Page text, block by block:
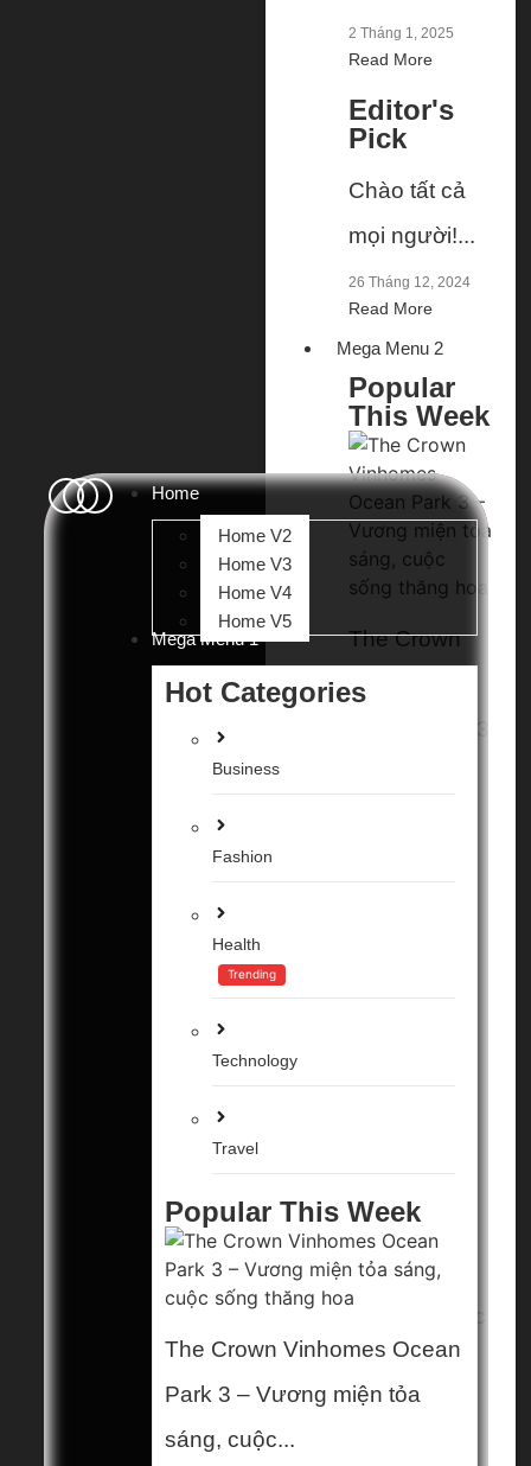
2 Tháng 1, 2025
Read More
Editor's
Pick
Chào tất cả
mọi người!...
26 Tháng 12, 2024
Read More
Mega Menu 2
Popular
This Week
The Crown
Vinhomes
Ocean Park
2: Kiệt tác
số...
8 Tháng 1, 2025
Home
Home V2
Home V3
Home V4
Home V5
Mega Menu 1
Hot Categories
Business
Fashion
Health
Trending
Technology
Travel
Popular This Week
The Crown Vinhomes Ocean
Park 3 – Vương miện tỏa
sáng, cuộc...